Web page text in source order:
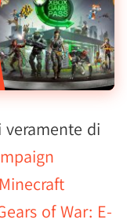
di
Minecraft
of War: E-